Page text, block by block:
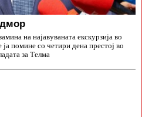
на најавуваната екскурзија во
ја помине со четири дена престој во
за Телма